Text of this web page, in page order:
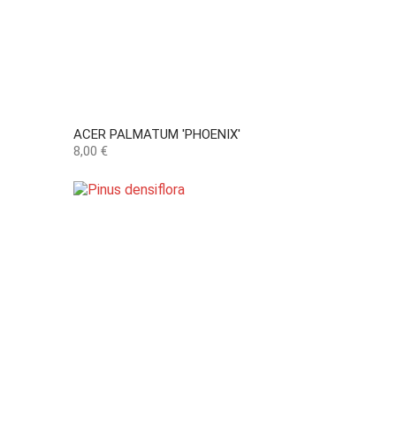
ACER PALMATUM 'PHOENIX'
Precio
8,00 €